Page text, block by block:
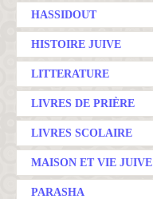
HASSIDOUT
HISTOIRE JUIVE
LITTERATURE
LIVRES DE PRIÈRE
LIVRES SCOLAIRE
MAISON ET VIE JUIVE
PARASHA